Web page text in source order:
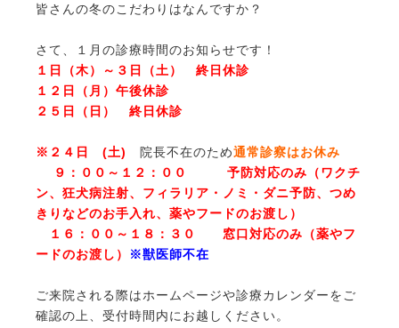
皆さんの冬のこだわりはなんですか？
さて、１月の診療時間のお知らせです！
１日（木）～３日（土） 終日休診
１２日（月）午後休診
２５日（日） 終日休診
※２４日 (土) 院長不在のため通常診察はお休み
９：００～１２：００ 予防対応のみ（ワクチ
ン、狂犬病注射、フィラリア・ノミ・ダニ予防、つめ
きりなどのお手入れ、薬やフードのお渡し）
１６：００～１８：３０ 窓口対応のみ（薬やフ
ードのお渡し）
※獣医師不在
ご来院される際はホームページや診療カレンダーをご
確認の上、受付時間内にお越しください。